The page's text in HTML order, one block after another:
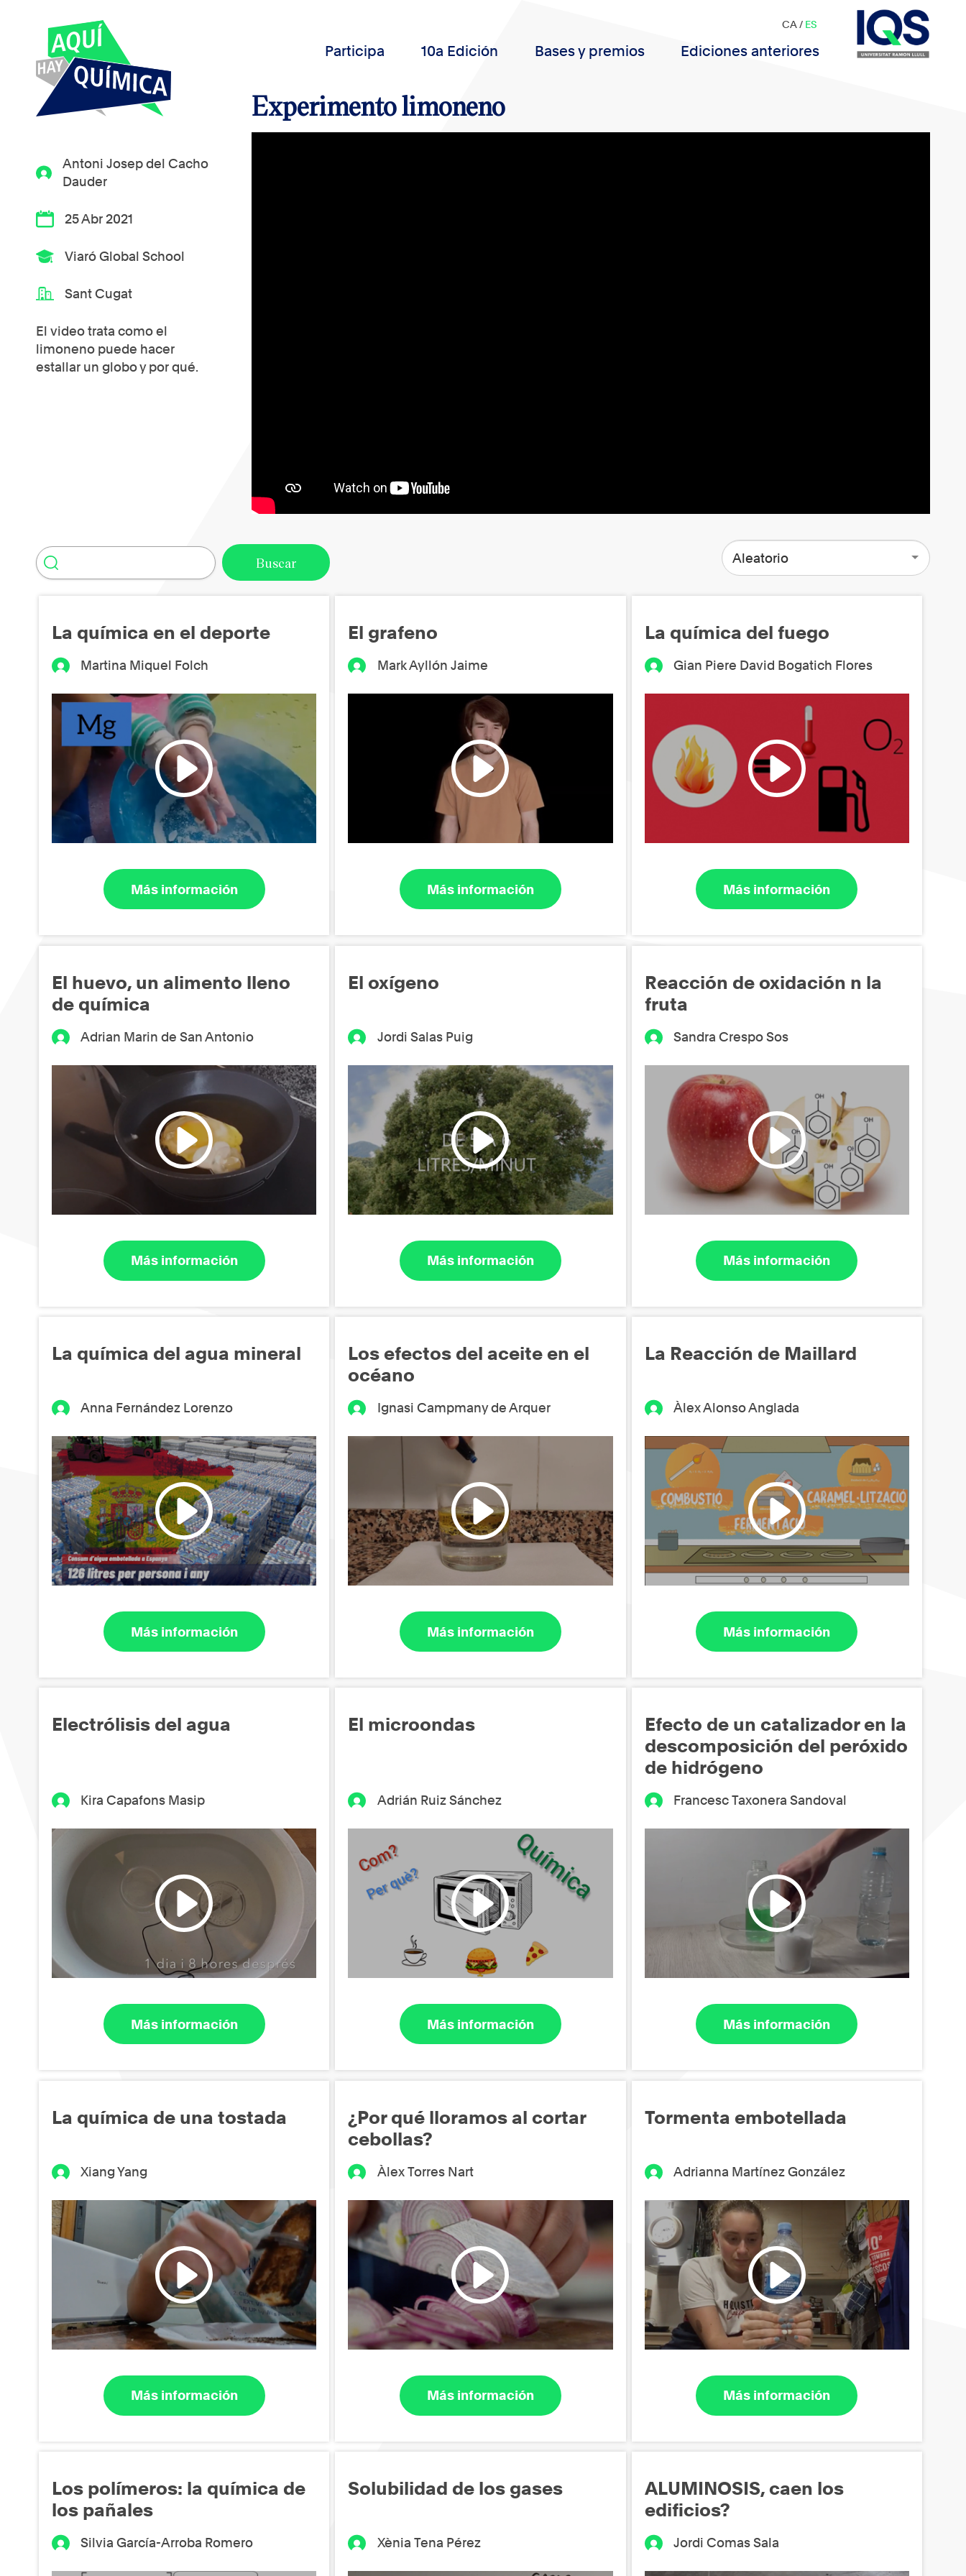
Participa 10a Edición Bases y premios Ediciones anteriores
CA/ ES
Antoni Josep del Cacho
Dauder
25 Abr 2021
Viaró Global School
Sant Cugat
El video trata como el
limoneno puede hacer
estallar un globo y por qué.
Experimento limoneno
Aleatorio
La química en el deporte
Martina Miquel Folch
Más información
El grafeno
Mark Ayllón Jaime
Más información
La química del fuego
Gian Piere David Bogatich Flores
Más información
El huevo, un alimento lleno
de química
Adrian Marin de San Antonio
Más información
El oxígeno
Jordi Salas Puig
Más información
Reacción de oxidación n la
fruta
Sandra Crespo Sos
Más información
La química del agua mineral
Anna Fernández Lorenzo
Más información
Los efectos del aceite en el
océano
Ignasi Campmany de Arquer
Más información
La Reacción de Maillard
Àlex Alonso Anglada
Más información
Electrólisis del agua
Kira Capafons Masip
Más información
El microondas
Adrián Ruiz Sánchez
Más información
Efecto de un catalizador en la
descomposición del peróxido
de hidrógeno
Francesc Taxonera Sandoval
Más información
La química de una tostada
Xiang Yang
Más información
¿Por qué lloramos al cortar
cebollas?
Àlex Torres Nart
Más información
Tormenta embotellada
Adrianna Martínez González
Más información
Los polímeros: la química de
los pañales
Silvia García-Arroba Romero
Solubilidad de los gases
Xènia Tena Pérez
ALUMINOSIS, caen los
edificios?
Jordi Comas Sala